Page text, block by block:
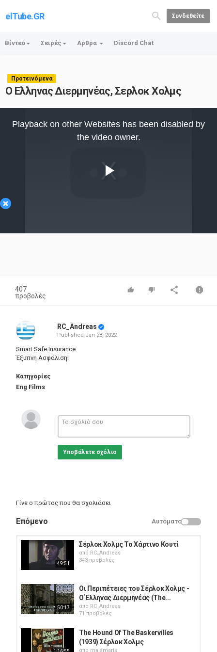
elTube.GR Συνδεθείτε
Βίντεο Σειρές Αρθρα Discord Chat
Προτεινόμενα
Ο Ελληνας Διερμηνέας, Σερλοκ Χολμς
×
Video
Playback on other Websites has been disabled by
the video owner.
407
προβολές
RC_Andreas
Published Jan 28, 2022
Smart Safe Insurance
Έξυπνη Ασφάλιση!
Κατηγορίες
Eng Films
Υποβάλετε σχόλιο
Γίνε ο πρώτος που θα σχολιάσει
Επόμενο Αυτόματο
49:51
Σέρλοκ Χολμς Το Χάρτινο Κουτί
από RC_Andreas
343 προβολές
50:17
Οι Περιπέτειες του Σέρλοκ Χολμς -
Ο Έλληνας Διερμηνέας (The...
από RC_Andreas
71 προβολές
The Hound Of The Baskervilles
(1939) Σέρλοκ Χολμς
από malamaris